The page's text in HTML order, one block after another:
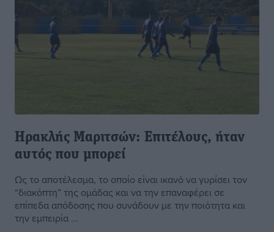
Ηρακλής Μαριτσών: Επιτέλους, ήταν
αυτός που μπορεί
Ως το αποτέλεσμα, το οποίο είναι ικανό να γυρίσει τον
“διακόπτη” της ομάδας και να την επαναφέρει σε
επίπεδα απόδοσης που συνάδουν με την ποιότητα και
την εμπειρία ...